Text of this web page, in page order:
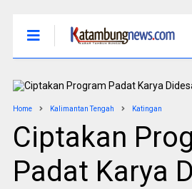
Home Kalimantan Tengah Katingan
Ciptakan
Padat Karya